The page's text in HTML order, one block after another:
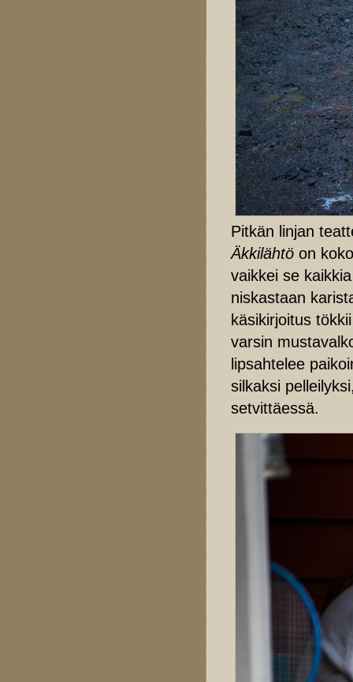
Pitkän linjan
Äkkilähtö on
vaikkei se
niskastaan
käsikirjoitus
varsin
lipsahtelee
silkaksi
setvittäessä.